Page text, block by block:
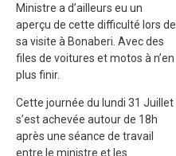
Ministre a d’ailleurs eu un
aperçu de cette difficulté lors de
sa visite à Bonaberi. Avec des
files de voitures et motos à n’en
plus finir.
Cette journée du lundi 31 Juillet
s’est achevée autour de 18h
après une séance de travail
entre le ministre et les